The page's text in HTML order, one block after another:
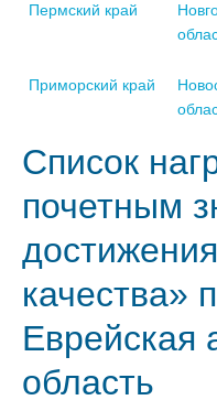
Пермский край
Приморский край
Список
почетным
качества»
Еврейская
область